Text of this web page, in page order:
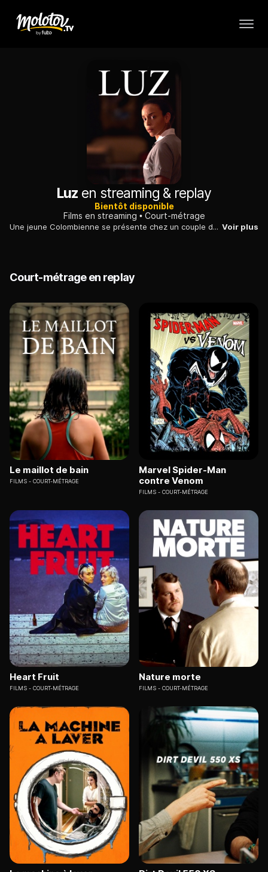
Luz en streaming & replay
Bientôt disponible
Films en streaming
Court-métrage
Une jeune Colombienne se présente chez un couple de diplomates en Allemagne pour être engagée comme femme de ménage. Embauchée, sa joie est de courte durée. Voir plus
Court-métrage en replay
Le maillot de bain
FILMS COURT-MÉTRAGE
Marvel Spider-Man
contre Venom
FILMS COURT-MÉTRAGE
Heart Fruit
FILMS COURT-MÉTRAGE
Nature morte
FILMS COURT-MÉTRAGE